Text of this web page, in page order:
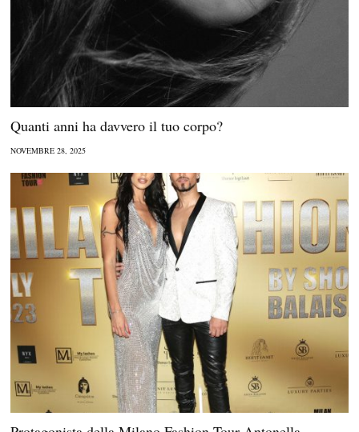
Quanti anni ha davvero il tuo corpo?
NOVEMBRE 28, 2025